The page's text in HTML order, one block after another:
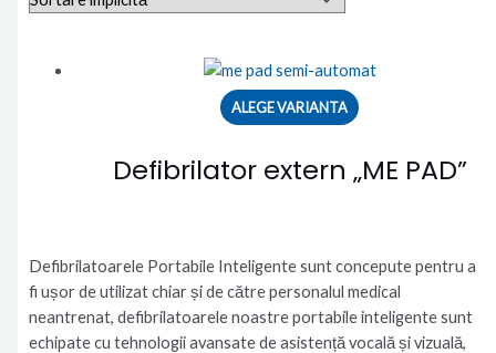
ALEGE VARIANTA
Defibrilator extern „ME PAD”
Defibrilatoarele Portabile Inteligente sunt concepute pentru a
fi ușor de utilizat chiar și de către personalul medical
neantrenat, defibrilatoarele noastre portabile inteligente sunt
echipate cu tehnologii avansate de asistență vocală și vizuală,